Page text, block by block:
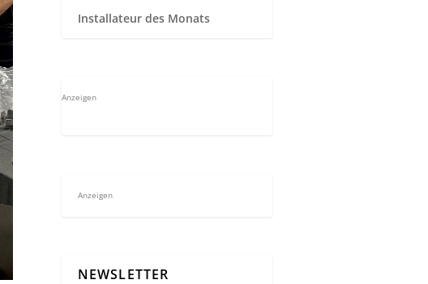
Installateur des Monats
Anzeigen
Anzeigen
NEWSLETTER